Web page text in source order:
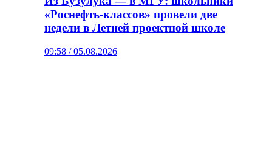
«Роснефть-классов» провели две
недели в Летней проектной школе
09:58 / 05.08.2026